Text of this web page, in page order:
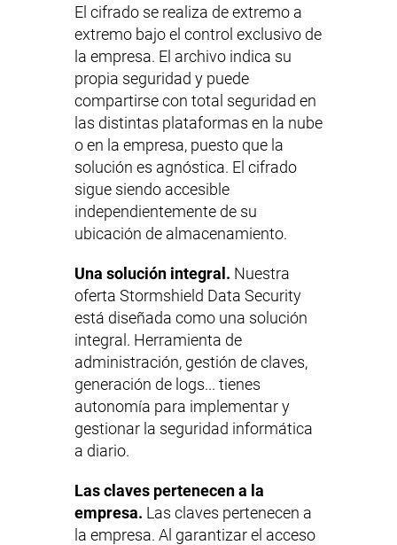
El cifrado se realiza de extremo a
extremo bajo el control exclusivo de
la empresa. El archivo indica su
propia seguridad y puede
compartirse con total seguridad en
las distintas plataformas en la nube
o en la empresa, puesto que la
solución es agnóstica. El cifrado
sigue siendo accesible
independientemente de su
ubicación de almacenamiento.
Una solución integral. Nuestra
oferta Stormshield Data Security
está diseñada como una solución
integral. Herramienta de
administración, gestión de claves,
generación de logs... tienes
autonomía para implementar y
gestionar la seguridad informática
a diario.
Las claves pertenecen a la
empresa. Las claves pertenecen a
la empresa. Al garantizar el acceso